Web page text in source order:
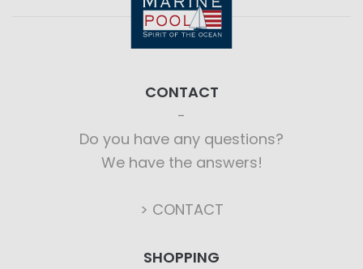
CONTACT
Do you have any questions?
We have the answers!
> CONTACT
SHOPPING